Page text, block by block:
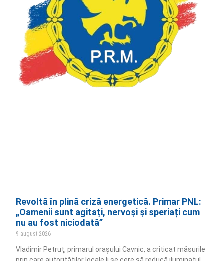
Revoltă în plină criză energetică. Primar PNL:
„Oamenii sunt agitați, nervoși și speriați cum
nu au fost niciodată”
9 august 2026
Vladimir Petruț, primarul orașului Cavnic, a criticat măsurile